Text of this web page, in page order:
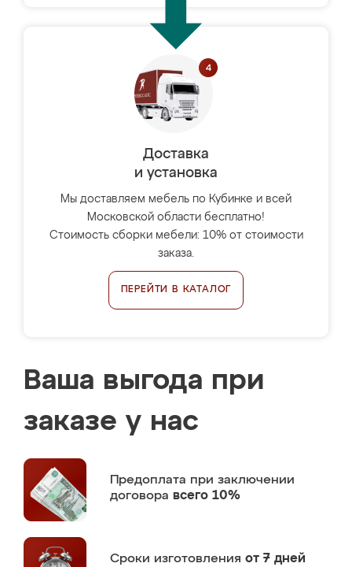
Доставка
и установка
Мы доставляем мебель по Кубинке и всей
Московской области бесплатно!
Стоимость сборки мебели: 10% от стоимости
заказа.
ПЕРЕЙТИ В КАТАЛОГ
Ваша выгода при
заказе у нас
Предоплата при заключении
договора всего 10%
Сроки изготовления от 7 дней